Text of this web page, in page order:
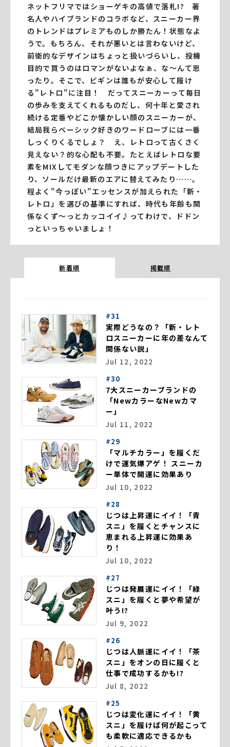
ネットフリマではショーゲキの高値で落札!? 著
名人やハイブランドのコラボなど、スニーカー界
のトレンドはプレミアものしか勝たん！状態なよ
うで。もちろん、それが悪いとは言わないけど、
前衛的なデザインはちょっと扱いづらいし、投機
目的で買うのはロマンがないよなぁ、な〜んて思
ったり。そこで、ビギンは誰もが安心して履け
る"レトロ"に注目！ だってスニーカーって毎日
の歩みを支えてくれるものだし、何十年と愛され
続ける定番やどこか懐かしい顔のスニーカーが、
結局我らベーシック好きのワードローブには一番
しっくりくるでしょ？ え、レトロって古くさく
見えない？的な心配も不要。たとえばレトロな要
素をMIXしてモダンな顔つきにアップデートした
り、ソールだけ最新のエアに替えてみたり……。
程よく"今っぽい"エッセンスが加えられた「新・
レトロ」を選びの基準にすれば、時代も年齢も関
係なくず〜っとカッコイイ♪ってわけで、ドドン
っといっちゃいましょ！
新着順 掲載順
#31
実際どうなの？「新・レト
ロスニーカーに年の差なんて
関係ない説」
Jul 12, 2022
#30
7大スニーカーブランドの
「NewカラーなNewカマ
ー」
Jul 11, 2022
#29
「マルチカラー」を履くだ
けで運気爆アゲ！ スニーカ
ー単体で開運に効果あり
Jul 10, 2022
#28
じつは上昇運にイイ！「青
スニ」を履くとチャンスに
恵まれる上昇運に効果あ
り！
Jul 10, 2022
#27
じつは発展運にイイ！「緑
スニ」を履くと夢や希望が
叶う!?
Jul 9, 2022
#26
じつは人脈運にイイ！「茶
スニ」をオンの日に履くと
仕事で成功するかも!?
Jul 8, 2022
#25
じつは変化運にイイ！「黄
スニ」を履けば何が起こって
も柔軟に適応できるかも